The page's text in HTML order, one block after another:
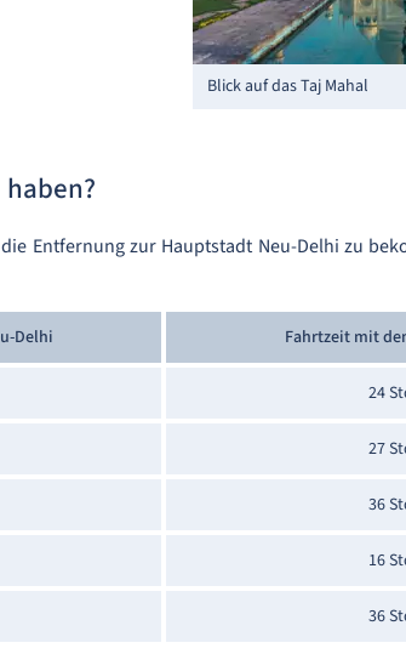
Blick auf das Taj Mahal
Entfernung zur Hauptstadt Neu-Delhi zu
Delhi Fahrtzeit mit
24
27
36
16
36